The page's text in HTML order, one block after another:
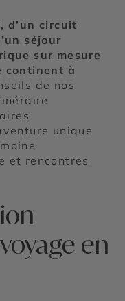
d’un circuit
séjour
sur mesure
continent à
de nos
unique
et rencontres
en